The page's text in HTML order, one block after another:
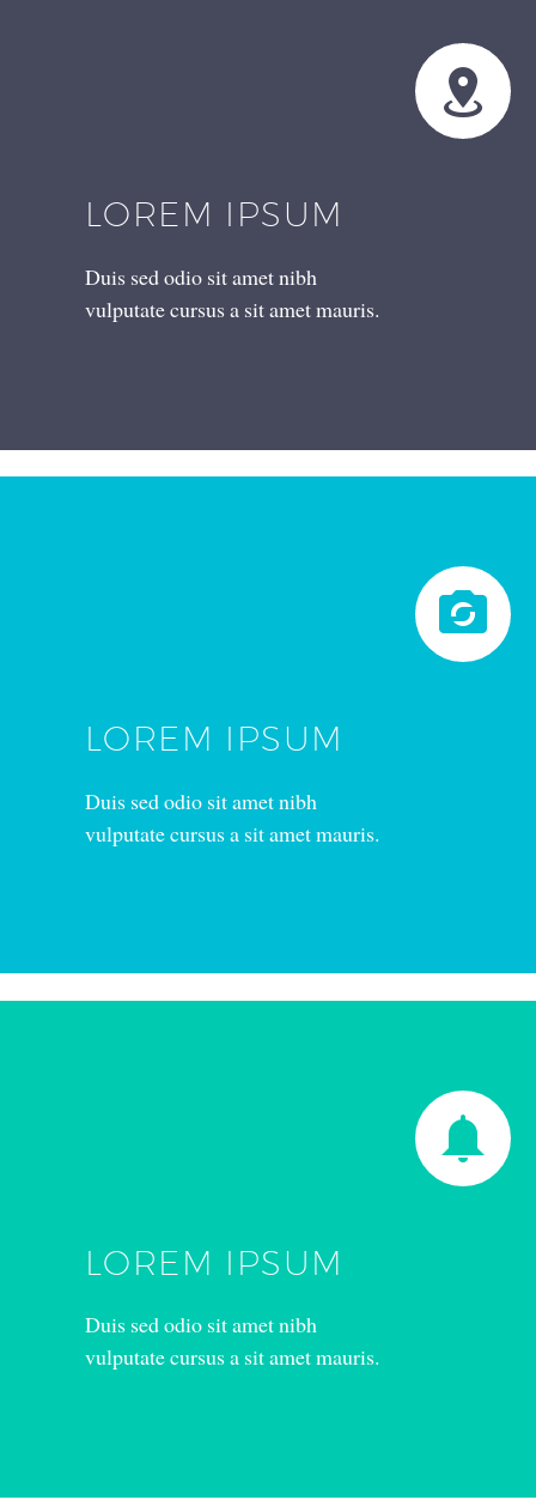


LOREM IPSUM
Duis sed odio sit amet nibh
vulputate cursus a sit amet mauris.


LOREM IPSUM
Duis sed odio sit amet nibh
vulputate cursus a sit amet mauris.


LOREM IPSUM
Duis sed odio sit amet nibh
vulputate cursus a sit amet mauris.